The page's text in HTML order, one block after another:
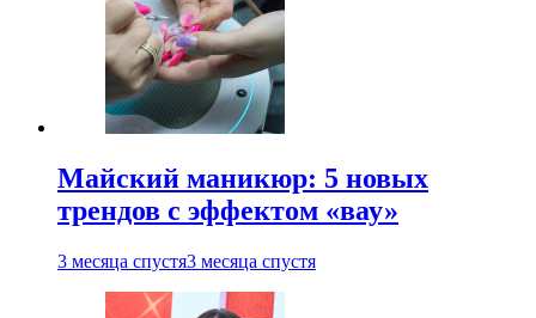
Майский маникюр: 5 новых
трендов с эффектом «вау»
3 месяца спустя3 месяца спустя